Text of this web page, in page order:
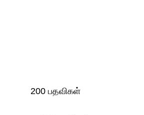
200 பதவிகள்